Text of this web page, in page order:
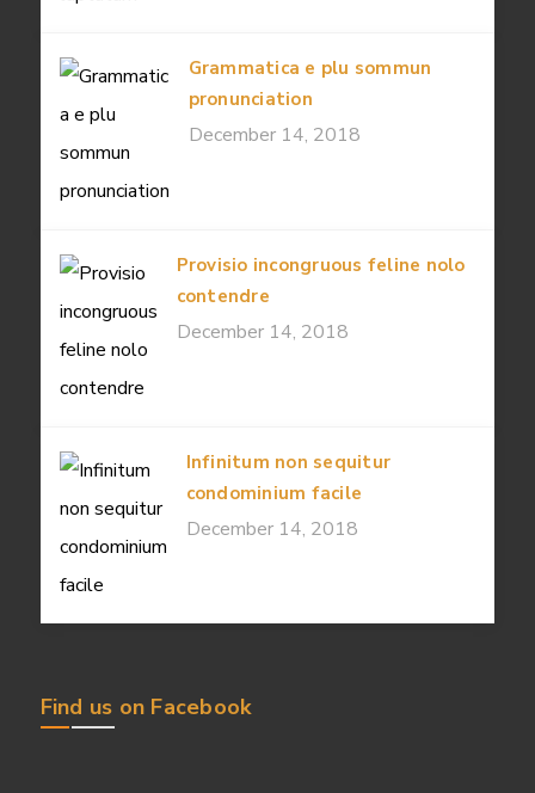
Grammatica e plu sommun
pronunciation
December 14, 2018
Provisio incongruous feline nolo
contendre
December 14, 2018
Infinitum non sequitur
condominium facile
December 14, 2018
Find us on Facebook